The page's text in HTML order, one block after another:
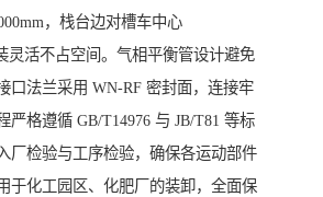
，栈台边对槽车中心
灵活不占空间。气相平衡管设计避免
口法兰采用 WN-RF 密封面，连接牢
严格遵循 GB/T14976 与 JB/T81 等标
厂检验与工序检验，确保各运动部件
于化工园区、化肥厂的装卸，全面保